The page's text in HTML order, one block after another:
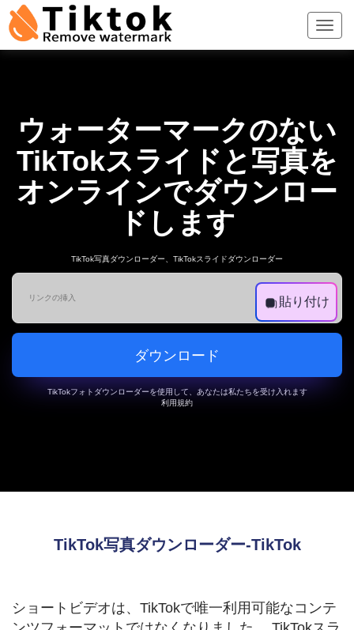
ウォーターマークのない
TikTokスライドと写真を
オンラインでダウンロー
ドします
TikTok写真ダウンローダー、TikTokスライドダウンローダー
貼り付け
ダウンロード
TikTokフォトダウンローダーを使用して、あなたは私たちを受け入れます
利用規約
TikTok写真ダウンローダー-TikTok
ショートビデオは、TikTokで唯一利用可能なコンテ